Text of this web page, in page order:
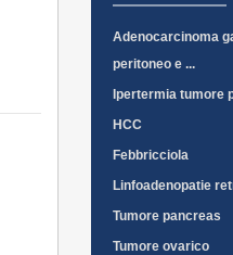
Adenocarcinoma
peritoneo e ...
Ipertermia tumore
HCC
Febbricciola
Linfoadenopatie
Tumore pancreas
Tumore ovarico